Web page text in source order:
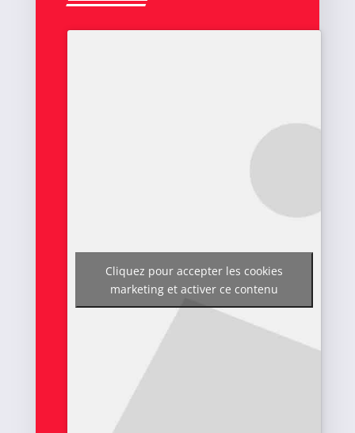
Cliquez pour accepter les cookies
marketing et activer ce contenu